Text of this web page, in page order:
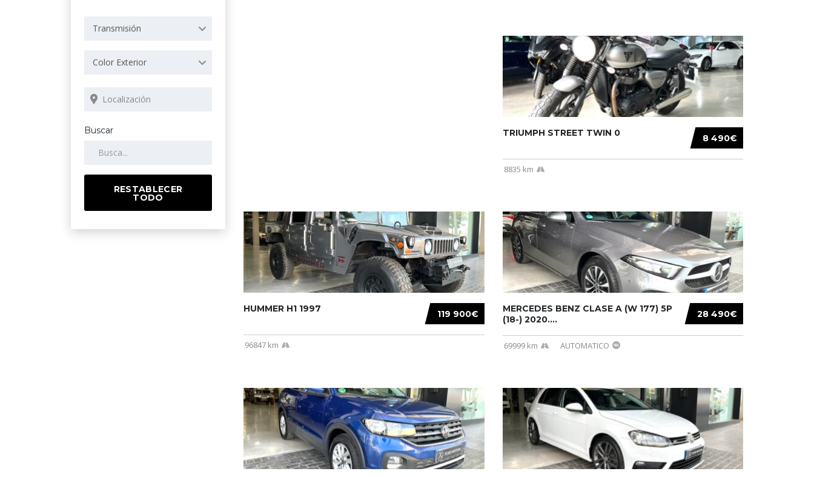
Transmisión
Color Exterior
Buscar
RESTABLECER
TODO
8 490€
TRIUMPH STREET TWIN 0
8835 km
119 900€
HUMMER H1 1997
96847 km
28 490€
MERCEDES BENZ CLASE A (W 177) 5P
(18-) 2020....
69999 km AUTOMATICO